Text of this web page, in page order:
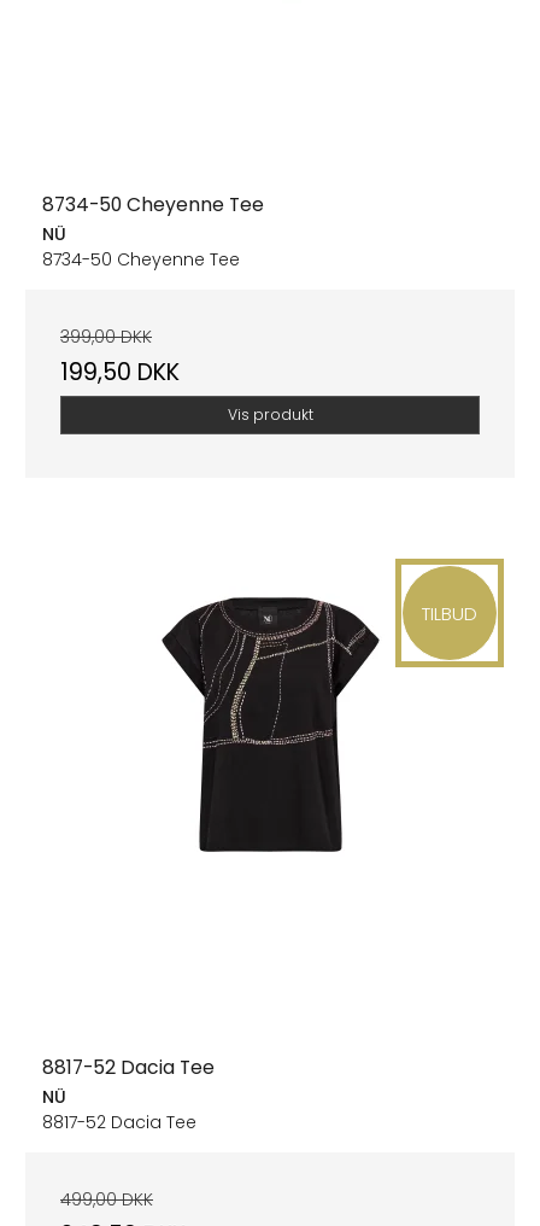
8734-50 Cheyenne Tee
NÜ
8734-50 Cheyenne Tee
399,00 DKK
199,50 DKK
Vis produkt
TILBUD
8817-52 Dacia Tee
NÜ
8817-52 Dacia Tee
499,00 DKK